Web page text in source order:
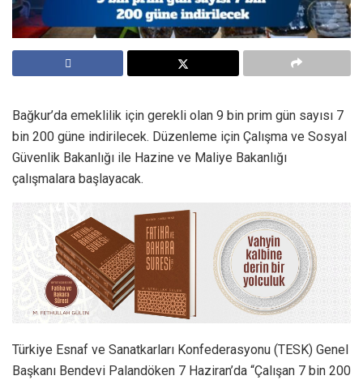
Bağkur’da emeklilik için gerekli olan 9 bin prim gün sayısı 7
bin 200 güne indirilecek. Düzenleme için Çalışma ve Sosyal
Güvenlik Bakanlığı ile Hazine ve Maliye Bakanlığı
çalışmalara başlayacak.
Türkiye Esnaf ve Sanatkarları Konfederasyonu (TESK) Genel
Başkanı Bendevi Palandöken 7 Haziran’da “Çalışan 7 bin 200